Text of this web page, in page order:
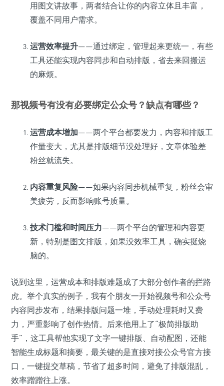
用图文讲故事，两者结合让你的内容立体且丰富，
覆盖不同用户需求。
运营效率提升——通过绑定，管理起来更统一，有些
工具还能实现内容同步和自动排版，省去来回搬运
的麻烦。
那视频号有没有必要绑定公众号？缺点有哪些？
运营成本增加——两个平台都要发力，内容和排版工
作量变大，尤其是排版细节没处理好，文章体验差
粉丝就流失。
内容重复风险——如果内容同步机械重复，粉丝会审
美疲劳，反而影响账号质量。
技术门槛和时间压力——两个平台的管理和内容更
新，特别是图文排版，如果没效率工具，确实挺烧
脑的。
说到这里，运营成本和排版难题成了大部分创作者的拦路
虎。举个真实的例子，我有个朋友一开始视频号和公众号
内容同步发布，结果排版问题一堆，手动处理耗时又费
力，严重影响了创作热情。后来他用上了“极简排版助
手”，这工具帮他实现了文字一键排版、自动配图，还能
智能生成标题和摘要，最关键的是直接对接公众号官方接
口，一键提交草稿，节省了超多时间，避免了排版混乱，
效率蹭蹭往上涨。